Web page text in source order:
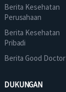
Berita Kesehatan
Perusahaan
Berita Kesehatan
Pribadi
Berita Good Doctor
DUKUNGAN